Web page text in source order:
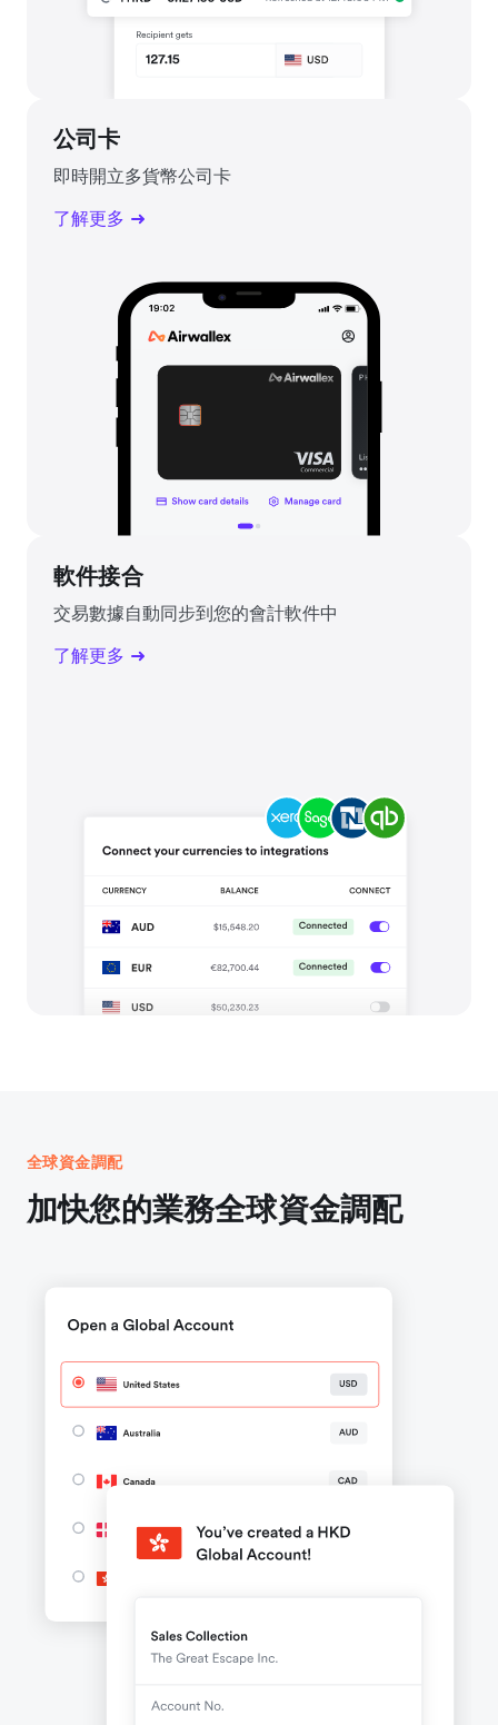
公司卡
即時開立多貨幣公司卡
了解更多
軟件接合
交易數據自動同步到您的會計軟件中
了解更多
全球資金調配
加快您的業務全球資金調配